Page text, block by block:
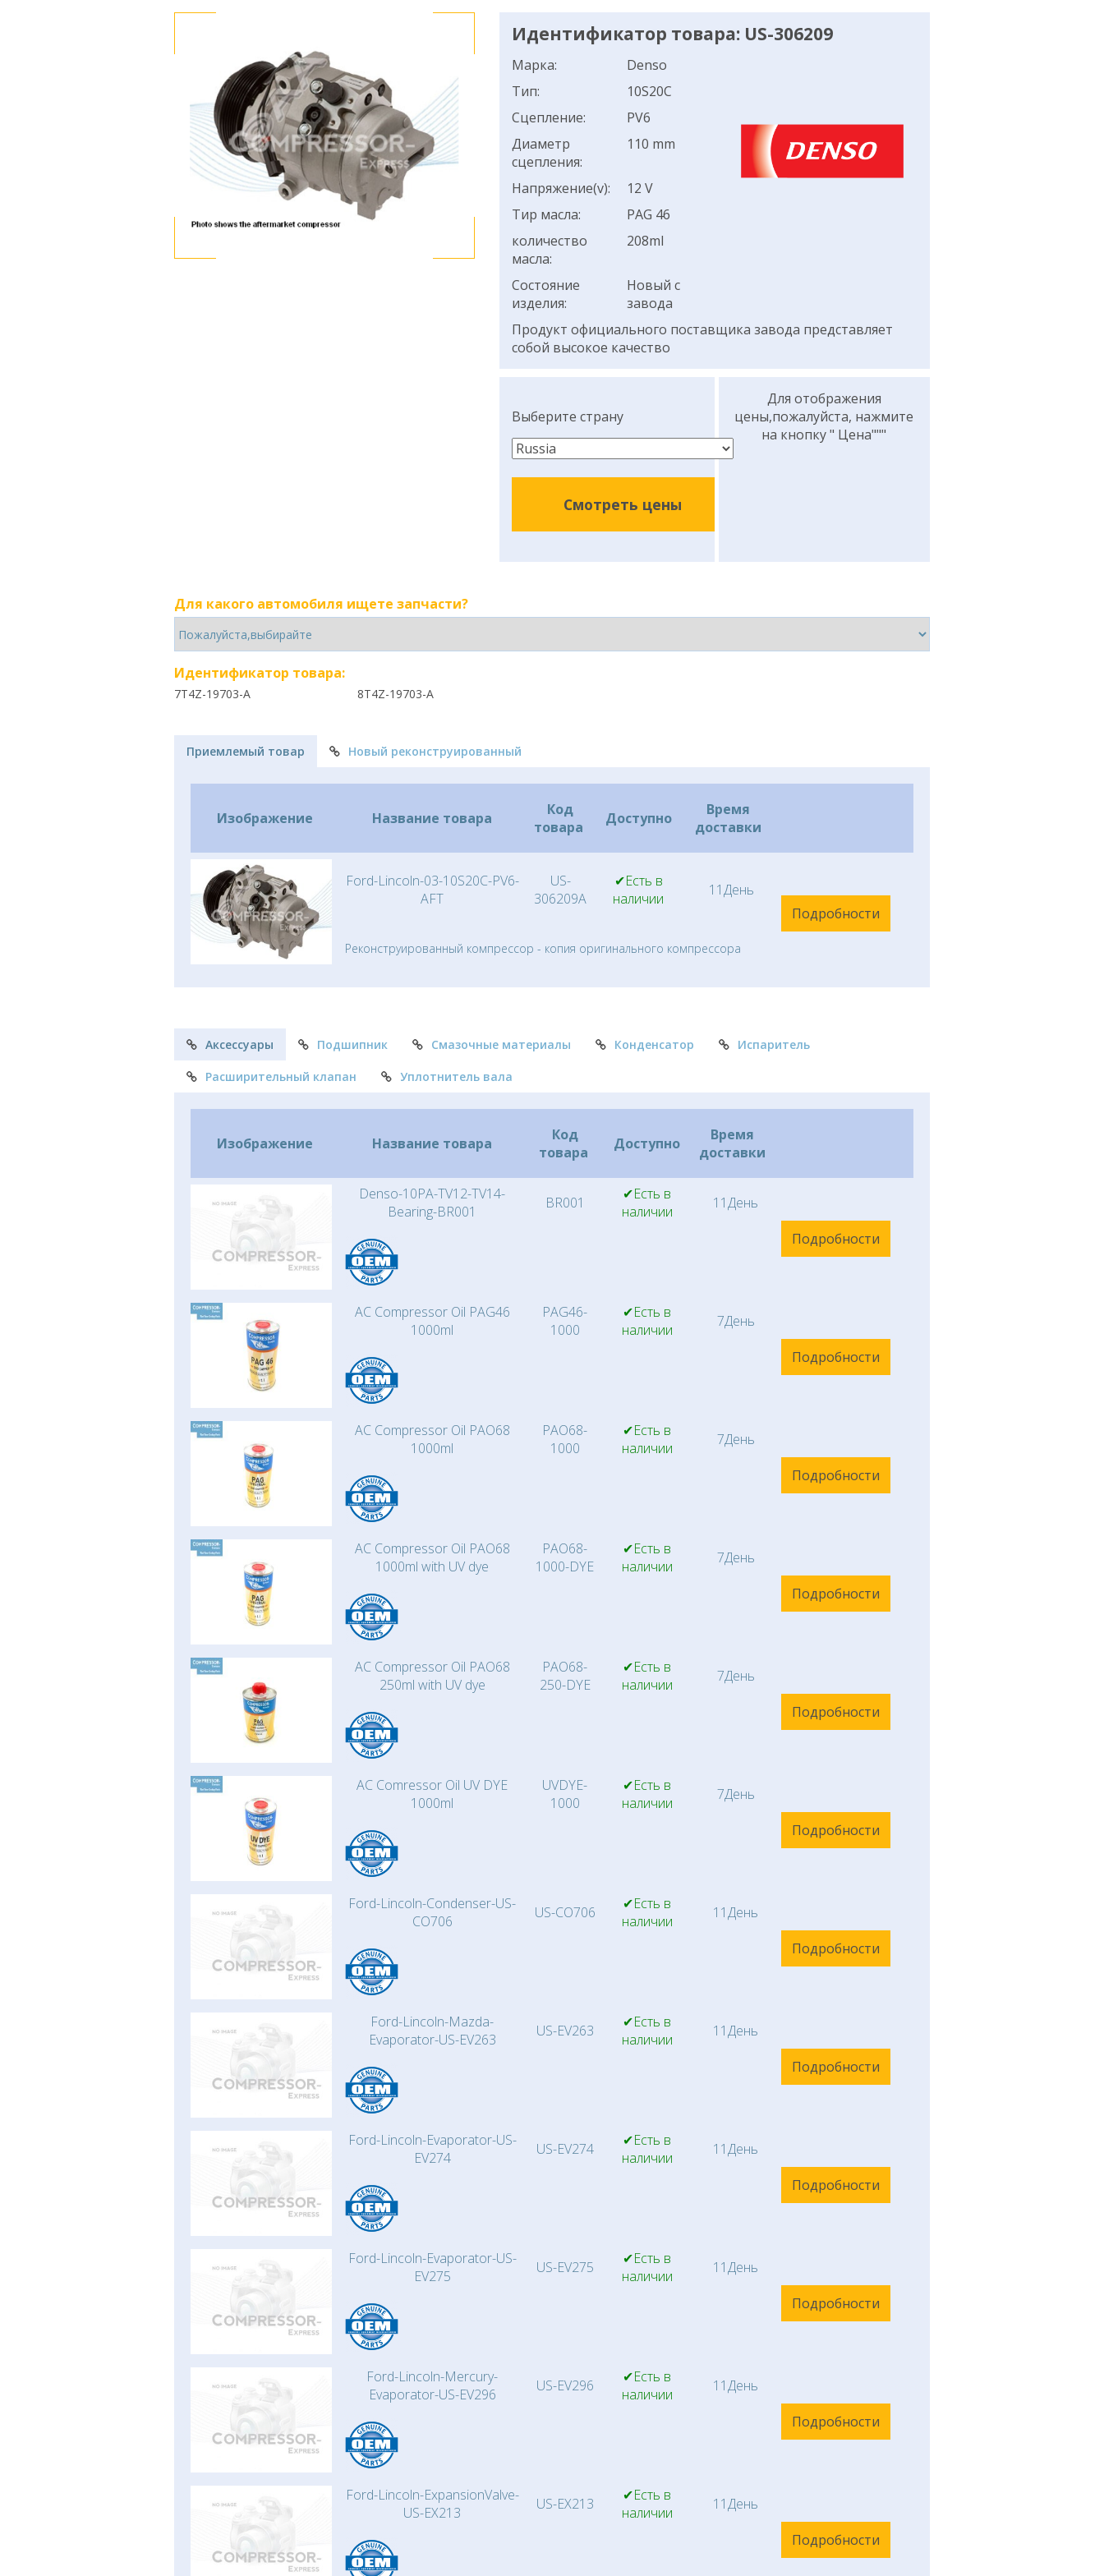
Идентификатор товара: US-306209
Марка:
Denso
Тип:
10S20C
Сцепление:
PV6
Диаметр
сцепления:
110 mm
Напряжение(v):
12 V
Тир масла:
PAG 46
количество
масла:
208ml
Состояние
изделия:
Новый с
завода
Продукт официального поставщика завода представляет
собой высокое качество
Выберите страну
Смотреть цены
Для отображения
цены,пожалуйста, нажмите
на кнопку " Цена"""
Для какого автомобиля ищете запчасти?
Идентификатор товара:
7T4Z-19703-A 8T4Z-19703-A
Приемлемый товар Новый реконструированный
Изображение Название товара
Код
товара
Доступно
Время
доставки
Ford-Lincoln-03-10S20C-PV6-
AFT
US-
306209A
✔Есть в
наличии
11День
Подробности
Реконструированный компрессор - копия оригинального компрессора
Аксессуары Подшипник Смазочные материалы Конденсатор Испаритель
Расширительный клапан Уплотнитель вала
Изображение Название товара
Код
товара
Доступно
Время
доставки
Denso-10PA-TV12-TV14-
Bearing-BR001
BR001
✔Есть в
наличии
11День
Подробности
AC Compressor Oil PAG46
1000ml
PAG46-
1000
✔Есть в
наличии
7День
Подробности
AC Compressor Oil PAO68
1000ml
PAO68-
1000
✔Есть в
наличии
7День
Подробности
AC Compressor Oil PAO68
1000ml with UV dye
PAO68-
1000-DYE
✔Есть в
наличии
7День
Подробности
AC Compressor Oil PAO68
250ml with UV dye
PAO68-
250-DYE
✔Есть в
наличии
7День
Подробности
AC Comressor Oil UV DYE
1000ml
UVDYE-
1000
✔Есть в
наличии
7День
Подробности
Ford-Lincoln-Condenser-US-
CO706
US-CO706
✔Есть в
наличии
11День
Подробности
Ford-Lincoln-Mazda-
Evaporator-US-EV263
US-EV263
✔Есть в
наличии
11День
Подробности
Ford-Lincoln-Evaporator-US-
EV274
US-EV274
✔Есть в
наличии
11День
Подробности
Ford-Lincoln-Evaporator-US-
EV275
US-EV275
✔Есть в
наличии
11День
Подробности
Ford-Lincoln-Mercury-
Evaporator-US-EV296
US-EV296
✔Есть в
наличии
11День
Подробности
Ford-Lincoln-ExpansionValve-
US-EX213
US-EX213
✔Есть в
наличии
11День
Подробности